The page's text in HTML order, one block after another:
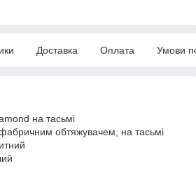
Доставка Оплата Умови
на тасьмі
обтяжувачем, на тасьмі